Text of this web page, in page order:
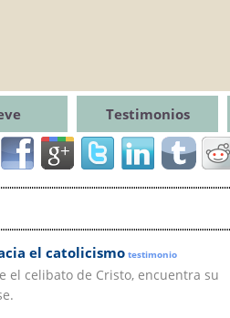
Testimonios
el catolicismotestimonio
el celibato de Cristo, encuentra su